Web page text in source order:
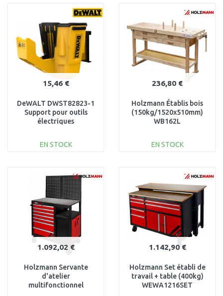
Au comparatif
15,46 €
DeWALT DWST82823-1
Support pour outils
électriques
EN STOCK
Au comparatif
236,80 €
Holzmann Établis bois
(150kg/1520x510mm)
WB162L
EN STOCK
Au comparatif
1.092,02 €
Holzmann Servante
d'atelier
multifonctionnel
1.142,90 €
Holzmann Set établi de
travail + table (400kg)
WEWA1216SET